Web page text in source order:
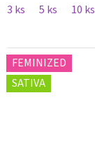
3 ks
5 ks 10 ks
FEMINIZED
SATIVA